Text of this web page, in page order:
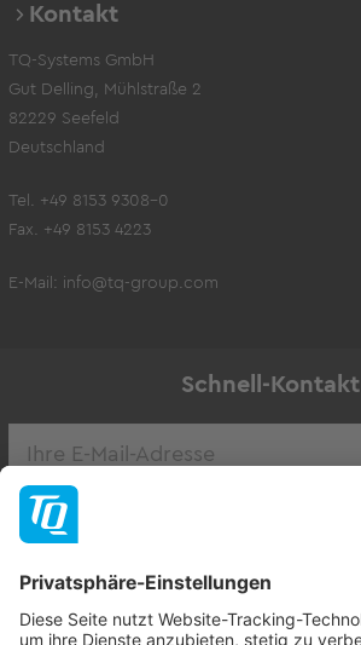
Kontakt
TQ-Systems GmbH
Gut Delling, Mühlstraße 2
82229 Seefeld
Deutschland
Tel. +49 8153 9308-0
Fax. +49 8153 4223
E-Mail: info@tq-group.com
Schnell-Kontakt
Zur Stellenbörse